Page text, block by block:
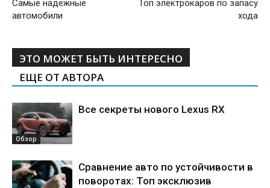
Самые надежные
автомобили
Топ электрокаров по запасу
хода
ЭТО МОЖЕТ БЫТЬ ИНТЕРЕСНО
ЕЩЕ ОТ АВТОРА
Обзор
Все секреты нового Lexus RX
Сравнение авто по устойчивости в
поворотах: Топ эксклюзив